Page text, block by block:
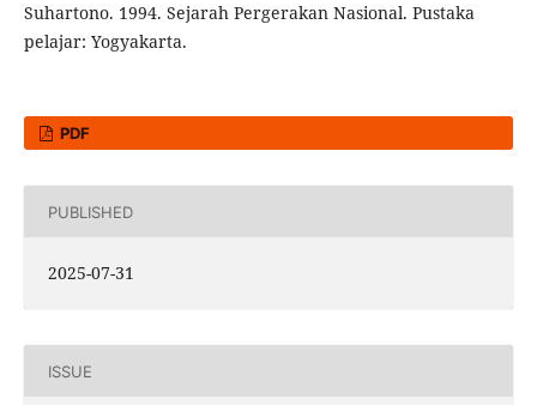
Suhartono. 1994. Sejarah Pergerakan Nasional. Pustaka
pelajar: Yogyakarta.
PDF
PUBLISHED
2025-07-31
ISSUE